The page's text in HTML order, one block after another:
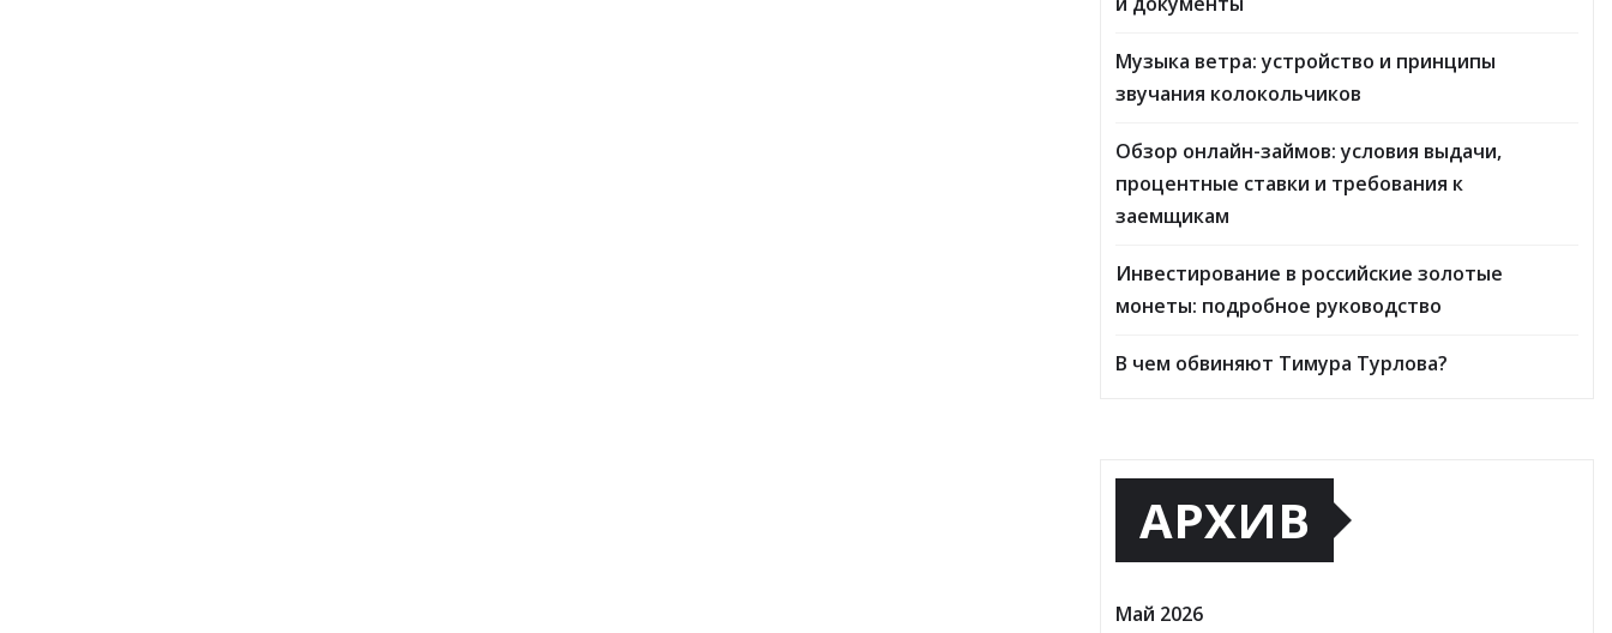
Музыка ветра: устройство и принципы
звучания колокольчиков
Обзор онлайн-займов: условия выдачи,
процентные ставки и требования к
заемщикам
Инвестирование в российские золотые
монеты: подробное руководство
В чем обвиняют Тимура Турлова?
АРХИВ
Май 2026